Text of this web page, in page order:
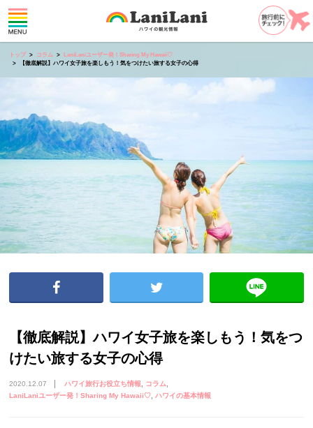
トップ コラム
LaniLaniユーザー発！Sharing My Hawaii♡
【徹底解説】ハワイ女子旅を楽しもう！気をつけたい旅する女子の心得
【徹底解説】ハワイ女子旅を楽しもう！気をつ
けたい旅する女子の心得
2020.12.07 ハワイ旅行お役立ち情報
コラム
LaniLaniユーザー発！Sharing My Hawaii♡ ハワイの基本情報